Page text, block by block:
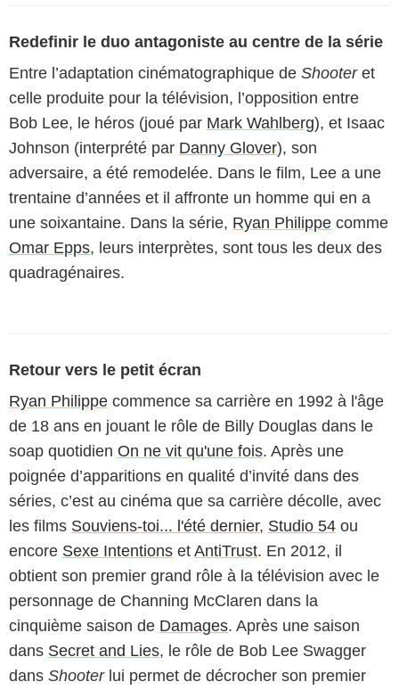
Redefinir le duo antagoniste au centre de la série
Entre l’adaptation cinématographique de Shooteret
celle produite pour la télévision, l’opposition entre
Bob Lee, le héros (joué par Mark Wahlberg), et Isaac
Johnson (interprété par Danny Glover), son
adversaire, a été remodelée. Dans le film, Lee a une
trentaine d’années et il affronte un homme qui en a
une soixantaine. Dans la série, Ryan Philippe comme
Omar Epps, leurs interprètes, sont tous les deux des
quadragénaires.
Retour vers le petit écran
Ryan Philippe commence sa carrière en 1992 à l'âge
de 18 ans en jouant le rôle de Billy Douglas dans le
soap quotidien On ne vit qu'une fois. Après une
poignée d’apparitions en qualité d’invité dans des
séries, c’est au cinéma que sa carrière décolle, avec
les films Souviens-toi... l'été dernier, Studio 54 ou
encore Sexe Intentions et AntiTrust. En 2012, il
obtient son premier grand rôle à la télévision avec le
personnage de Channing McClaren dans la
cinquième saison de Damages. Après une saison
dans Secret and Lies, le rôle de Bob Lee Swagger
dans Shooterlui permet de décrocher son premier